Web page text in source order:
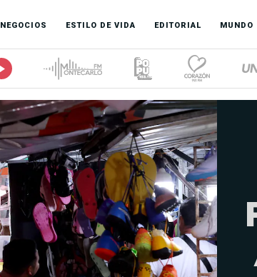
NEGOCIOS ESTILO DE VIDA EDITORIAL MUNDO